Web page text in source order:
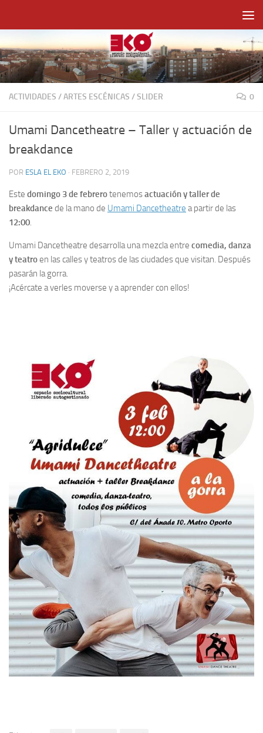
ACTIVIDADES /ARTES ESCÉNICAS /SLIDER 0
Umami Dancetheatre – Taller y actuación de
breakdance
POR ESLA EL EKO · FEBRERO 2, 2019
Este domingo 3 de febrerotenemosactuación y taller de
breakdance de la mano de Umami Dancetheatre a partir de las
12:00.
Umami Dancetheatre desarrolla una mezcla entre comedia, danza
y teatroen las calles y teatros de las ciudades que visitan. Después
pasarán la gorra.
¡Acércate a verles moverse y a aprender con ellos!